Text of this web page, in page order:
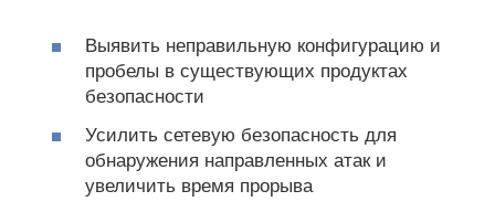
Выявить неправильную конфигурацию и
пробелы в существующих продуктах
безопасности
Усилить сетевую безопасность для
обнаружения направленных атак и
увеличить время прорыва